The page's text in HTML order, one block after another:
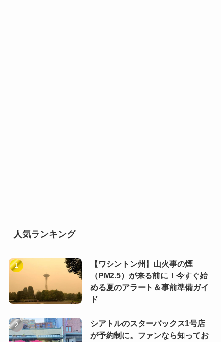
人気ランキング
【ワシントン州】山火事の煙
（PM2.5）が来る前に！今すぐ始
める夏のアラート＆事前準備ガイ
ド
シアトルのスターバックス1号店
が予約制に。ファンなら知ってお